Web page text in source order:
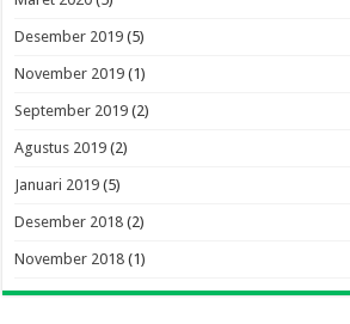
Desember 2019 (5)
November 2019 (1)
September 2019 (2)
Agustus 2019 (2)
Januari 2019 (5)
Desember 2018 (2)
November 2018 (1)